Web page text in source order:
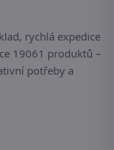
rychlá expedice
19061 produktů –
potřeby a